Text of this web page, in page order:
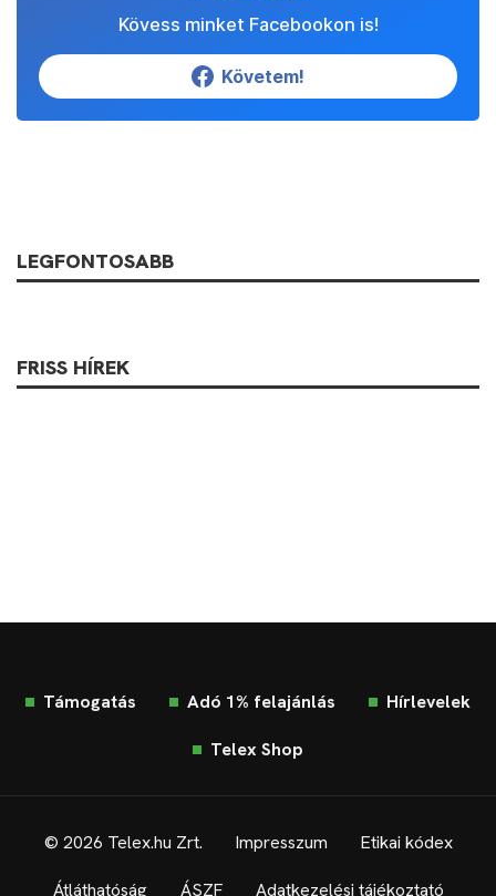
Kövess minket Facebookon is!
Követem!
LEGFONTOSABB
FRISS HÍREK
Támogatás Adó 1% felajánlás Hírlevelek
Telex Shop
© 2026 Telex.hu Zrt. Impresszum Etikai kódex
Átláthatóság ÁSZF Adatkezelési tájékoztató